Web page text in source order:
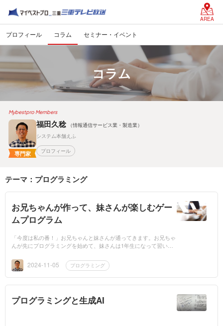
AREA
プロフィール コラム セミナー・イベント
コラム
Mybestpro Members
専門家
福田久稔
（情報通信サービス業・製造業）
システム本舗えふ
プロフィール
テーマ：プログラミング
お兄ちゃんが作って、妹さんが楽しむゲー
ムプログラム
「今度は私の番！」お兄ちゃんと妹さんが通ってきます。お兄ちゃ
んが先にプログラミングを始めて、妹さんは1年生になって習い始
「やって見る？」...
2024-11-05 プログラミング
プログラミングと生成AI